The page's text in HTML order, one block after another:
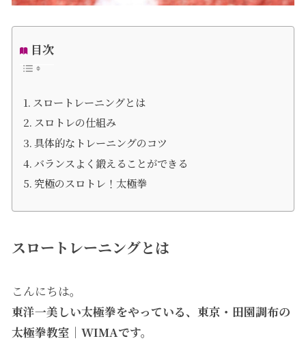
目次
スロートレーニングとは
スロトレの仕組み
具体的なトレーニングのコツ
バランスよく鍛えることができる
究極のスロトレ！太極拳
スロートレーニングとは
こんにちは。
東洋一美しい太極拳をやっている、東京・田園調布の
太極拳教室｜WIMAです。